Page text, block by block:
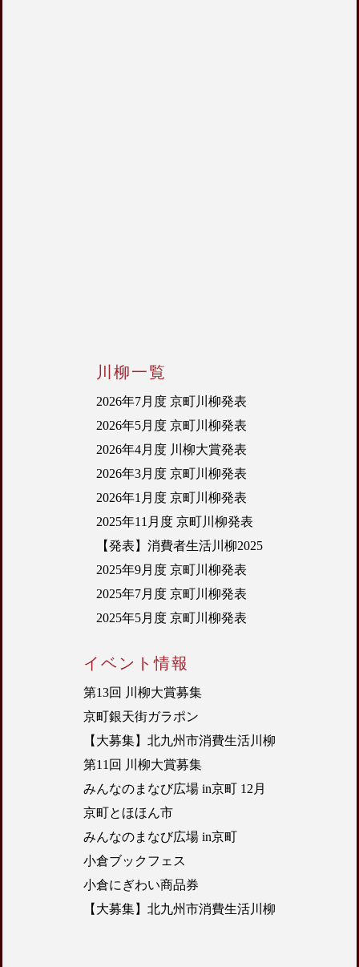
イベント情報
第13回 川柳大賞募集
京町銀天街ガラポン
【大募集】北九州市消費生活川柳
第11回 川柳大賞募集
みんなのまなび広場 in京町 12月
京町とほほん市
みんなのまなび広場 in京町
小倉ブックフェス
小倉にぎわい商品券
【大募集】北九州市消費生活川柳
川柳一覧
2026年7月度 京町川柳発表
2026年5月度 京町川柳発表
2026年4月度 川柳大賞発表
2026年3月度 京町川柳発表
2026年1月度 京町川柳発表
2025年11月度 京町川柳発表
【発表】消費者生活川柳2025
2025年9月度 京町川柳発表
2025年7月度 京町川柳発表
2025年5月度 京町川柳発表